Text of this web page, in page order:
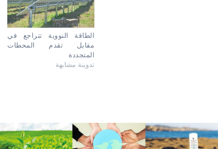
الطاقة النووية تتراجع في
مقابل تقدم المحطات
المتجددة
تدوينة مشابهة